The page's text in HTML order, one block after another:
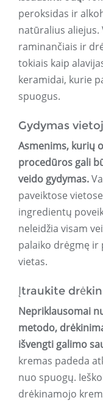
peroksidas ir
natūralius
raminančiais ir
tokiais kaip
keramidai, kurie
spuogus.
Gydymas
Asmenims, kurių
procedūros gali
veido gydymas.
paveiktose
ingredientų
neleidžia visam
palaiko drėgmę ir
vietas.
Įtraukite
Nepriklausomai
metodo,
išvengti galimo
kremas padeda
nuo spuogų.
drėkinamojo